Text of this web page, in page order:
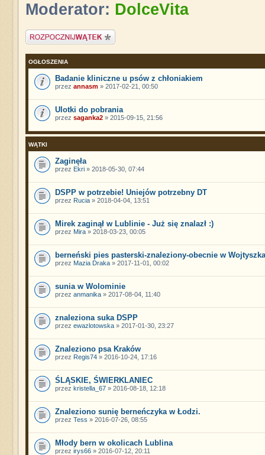
Moderator: DolceVita
Napisz wątek
OGŁOSZENIA
Badanie kliniczne u psów z chłoniakiem
przez annasm» 2017-02-21, 00:50
Ulotki do pobrania
przez saganka2» 2015-09-15, 21:56
WĄTKI
Zaginęła
przez Ekri» 2018-05-30, 07:44
DSPP w potrzebie! Uniejów potrzebny DT
przez Rucia» 2018-04-04, 13:51
Mirek zaginął w Lublinie - Już się znalazł :)
przez Mira» 2018-03-23, 00:05
berneński pies pasterski-znaleziony-obecnie w
przez Mazia Draka» 2017-11-01, 00:02
sunia w Wolominie
przez anmanika» 2017-08-04, 11:40
znaleziona suka DSPP
przez ewazlotowska» 2017-01-30, 23:27
Znaleziono psa Kraków
przez Regis74» 2016-10-24, 17:16
ŚLĄSKIE, ŚWIERKLANIEC
przez kristella_67» 2016-08-18, 12:18
Znaleziono sunię berneńczyka w Łodzi.
przez Tess » 2016-07-26, 08:55
Młody bern w okolicach Lublina
przez irys66» 2016-07-12, 20:11